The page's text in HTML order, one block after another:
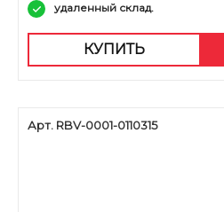
удаленный склад.
КУПИТЬ
Арт. RBV-0001-0110315